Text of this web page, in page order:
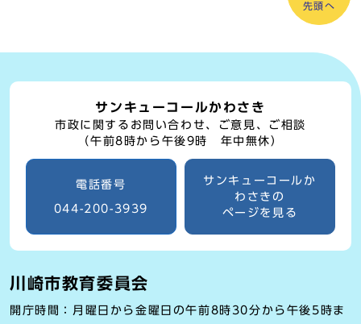
先頭へ
サンキューコールかわさき
市政に関するお問い合わせ、ご意見、ご相談
（午前8時から午後9時 年中無休）
電話番号
044-200-3939
サンキューコールか
わさきの
ページを見る
川崎市教育委員会
開庁時間：月曜日から金曜日の午前8時30分から午後5時ま